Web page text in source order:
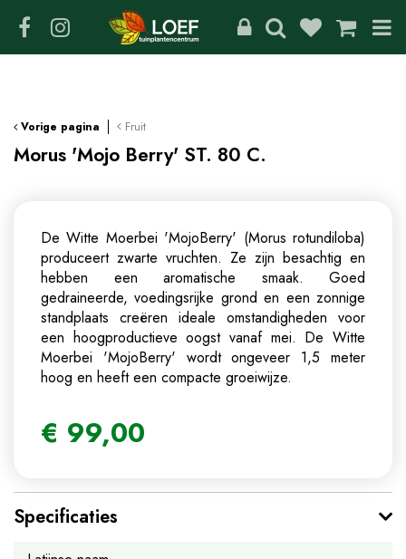
Vorige pagina Fruit
Morus 'Mojo Berry' ST. 80 C.
De Witte Moerbei 'MojoBerry' (Morus rotundiloba)
produceert zwarte vruchten. Ze zijn besachtig en
hebben een aromatische smaak. Goed
gedraineerde, voedingsrijke grond en een zonnige
standplaats creëren ideale omstandigheden voor
een hoogproductieve oogst vanaf mei. De Witte
Moerbei 'MojoBerry' wordt ongeveer 1,5 meter
hoog en heeft een compacte groeiwijze.
€ 99,00
Specificaties